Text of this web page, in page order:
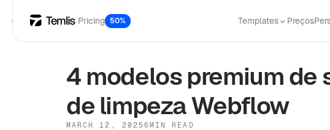
Pricing 50% Templates Preços
4 modelos premium de
de limpeza Webflow
MARCH 12, 2025 6MIN READ